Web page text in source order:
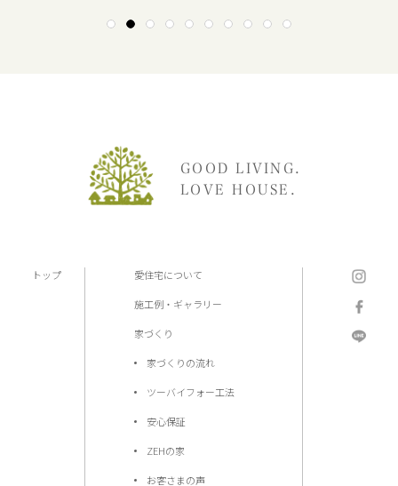
1 2 3 4 5 6 7 8 9 10
GOOD LIVING.
LOVE HOUSE.
トップ 愛住宅について
施工例・ギャラリー
家づくり
家づくりの流れ
ツーバイフォー工法
安心保証
ZEHの家
お客さまの声